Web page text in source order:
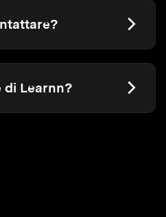
di Learnn?